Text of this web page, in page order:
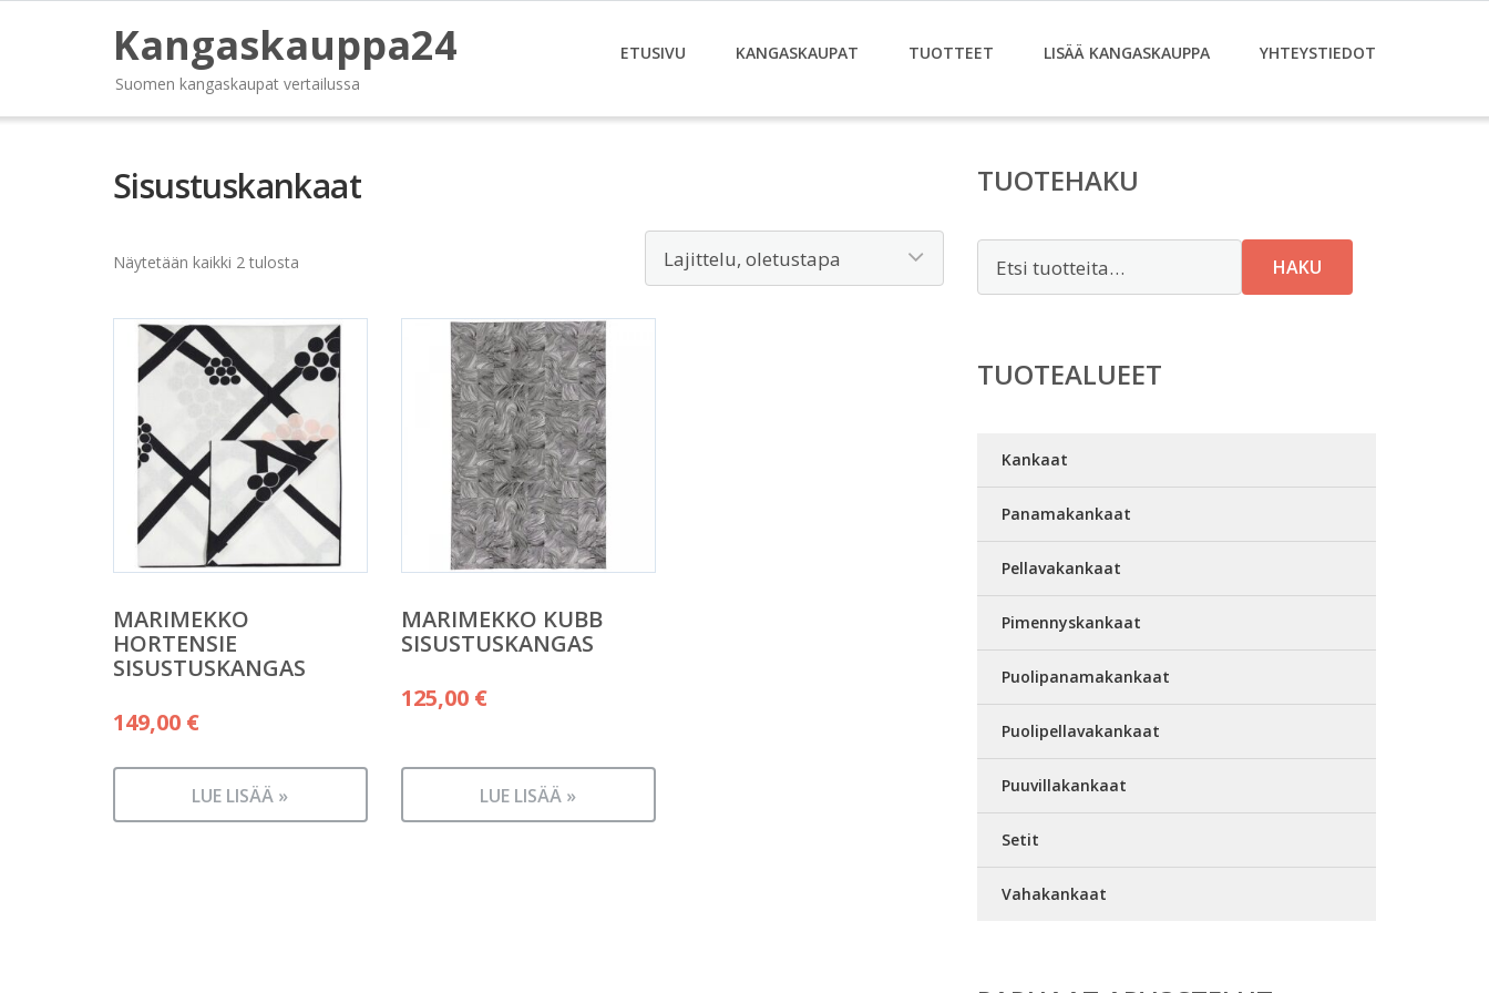
Kangaskauppa24
Suomen kangaskaupat vertailussa
ETUSIVU KANGASKAUPAT TUOTTEET LISÄÄ KANGASKAUPPA YHTEYSTIEDOT
Sisustuskankaat
Näytetään kaikki 2 tulosta
MARIMEKKO
HORTENSIE
SISUSTUSKANGAS
149,00 €
LUE LISÄÄ »
MARIMEKKO KUBB
SISUSTUSKANGAS
125,00 €
LUE LISÄÄ »
TUOTEHAKU
HAKU
TUOTEALUEET
Kankaat
Panamakankaat
Pellavakankaat
Pimennyskankaat
Puolipanamakankaat
Puolipellavakankaat
Puuvillakankaat
Setit
Vahakankaat